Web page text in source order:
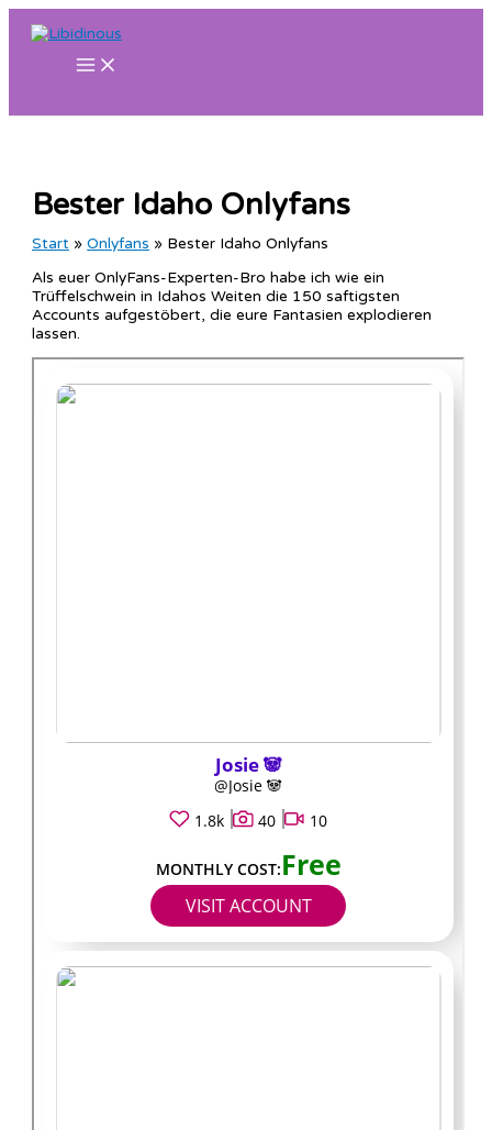
Zum
Inhalt
springen
Bester Idaho Onlyfans
Start Onlyfans
Bester Idaho Onlyfans
Als euer OnlyFans-Experten-Bro habe ich wie ein
Trüffelschwein in Idahos Weiten die 150 saftigsten
Accounts aufgestöbert, die eure Fantasien explodieren
lassen.